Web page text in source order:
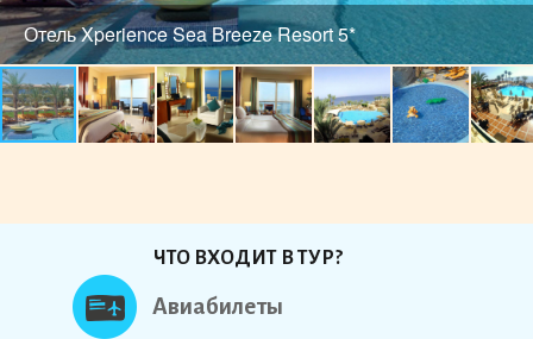
Отель Xperience Sea Breeze Resort 5*
ЧТО ВХОДИТ В ТУР?
Авиабилеты